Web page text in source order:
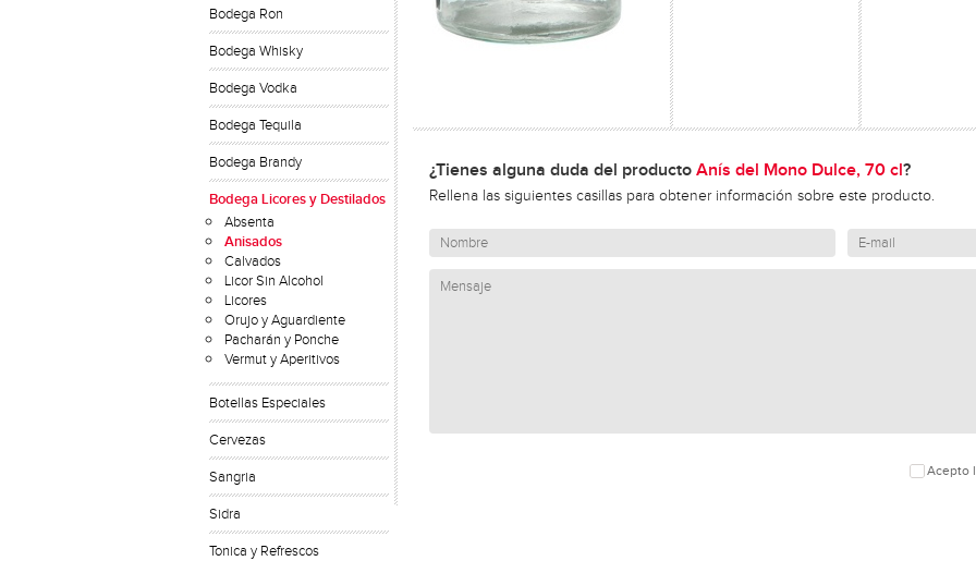
Bodega Ron
Bodega Whisky
Bodega Vodka
Bodega Tequila
Bodega Brandy
Bodega Licores y Destilados
Absenta
Anisados
Calvados
Licor Sin Alcohol
Licores
Orujo y Aguardiente
Pacharán y Ponche
Vermut y Aperitivos
Botellas Especiales
Cervezas
Sangria
Sidra
Tonica y Refrescos
¿Tienes alguna duda del producto Anís del Mono Dulce, 70 cl?
Rellena las siguientes casillas para obtener información sobre este producto.
Acepto